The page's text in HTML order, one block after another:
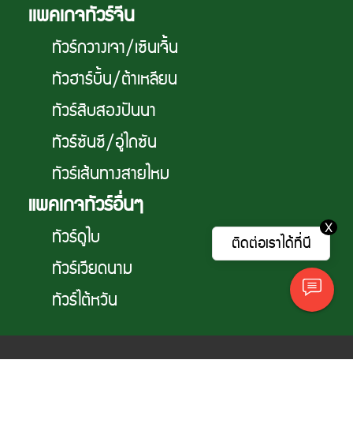
เเพคเกจทัวร์จีน
ทัวร์กวางเจา/เซินเจิ้น
ทัวฮาร์บิ้น/ต้าเหลียน
ทัวร์สิบสองปันนา
ทัวร์ซันซี/อู่ไถซัน
ทัวร์เส้นทางสายไหม
แพคเกจทัวร์อื่นๆ
ทัวร์ดูไบ
ทัวร์เวียดนาม
ทัวร์ไต้หวัน
ติดต่อเราได้ที่นี
X